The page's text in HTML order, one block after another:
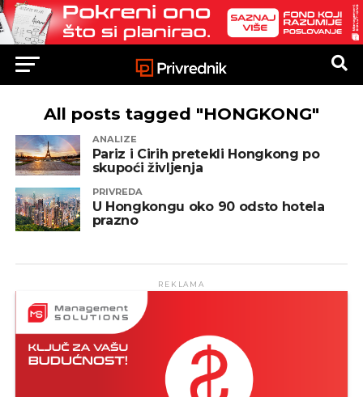
All posts tagged "HONGKONG"
ANALIZE
Pariz i Cirih pretekli Hongkong po
skupoći življenja
PRIVREDA
U Hongkongu oko 90 odsto hotela
prazno
REKLAMA